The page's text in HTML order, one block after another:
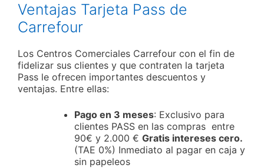
Ventajas Tarjeta Pass de
Carrefour
Los Centros Comerciales Carrefour con el fin de
fidelizar sus clientes y que contraten la tarjeta
Pass le ofrecen importantes descuentos y
ventajas. Entre ellas:
Pago en 3 meses: Exclusivo para
clientes PASS en las compras entre
90€ y 2.000 € Gratis intereses cero.
(TAE 0%) Inmediato al pagar en caja y
sin papeleos